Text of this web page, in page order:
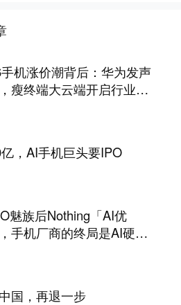
机涨价潮背后：华为发声
瘦终端大云端开启行业革
，AI手机巨头要IPO
魅族后Nothing「AI优
手机厂商的终局是AI硬
国，再退一步